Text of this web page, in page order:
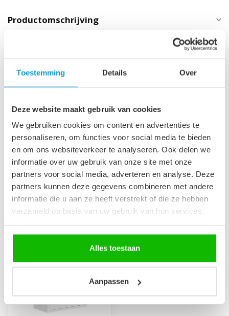
Toestemming Details Over
Deze website maakt gebruik van cookies
We gebruiken cookies om content en advertenties te
personaliseren, om functies voor social media te bieden
en om ons websiteverkeer te analyseren. Ook delen we
informatie over uw gebruik van onze site met onze
partners voor social media, adverteren en analyse. Deze
partners kunnen deze gegevens combineren met andere
informatie die u aan ze heeft verstrekt of die ze hebben
verzameld op basis van uw gebruik van hun services.
Alles toestaan
Aanpassen
Productomschrijving
Technische informatie
Afvoerplug groot - mat
zwart - met overloop €29,95
Recent bekeken